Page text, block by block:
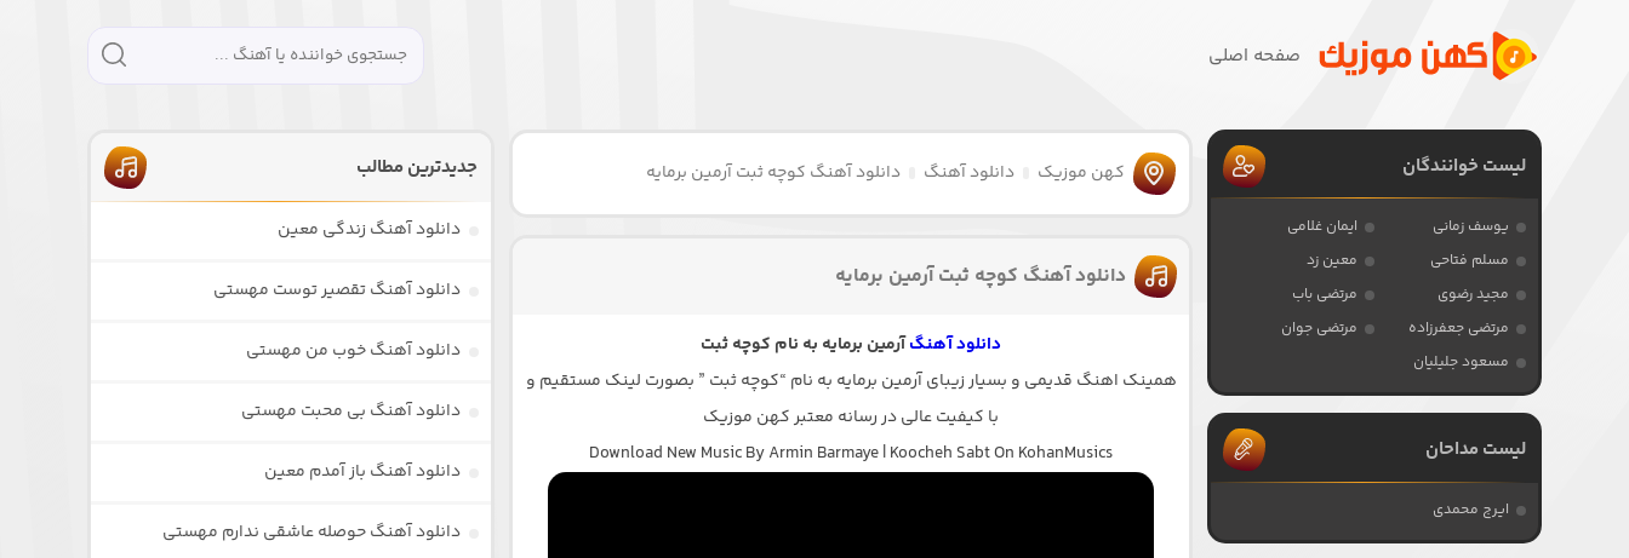
صفحه اصلی
کهن موزیک دانلود آهنگ دانلود آهنگ کوچه ثبت آرمین برمایه
دانلود آهنگ کوچه ثبت آرمین برمایه
دانلود آهنگآرمین برمایه به نام کوچه ثبت
همینک اهنگ قدیمی و بسیار زیبای آرمین برمایه به نام “کوچه ثبت ” بصورت لینک مستقیم و
با کیفیت عالی در رسانه معتبر کهن موزیک
Download New Music By Armin Barmaye | Koocheh Sabt On KohanMusics
لیست خوانندگان
یوسف زمانی
ایمان غلامی
مسلم فتاحی
معین زد
مجید رضوی
مرتضی باب
مرتضی جعفرزاده
مرتضی جوان
مسعود جلیلیان
لیست مداحان
ایرج محمدی
جدیدترین مطالب
دانلود آهنگ زندگی معین
دانلود آهنگ تقصیر توست مهستی
دانلود آهنگ خوب من مهستی
دانلود آهنگ بی محبت مهستی
دانلود آهنگ باز آمدم معین
دانلود آهنگ حوصله عاشقی ندارم مهستی